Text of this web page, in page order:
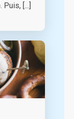
[...]